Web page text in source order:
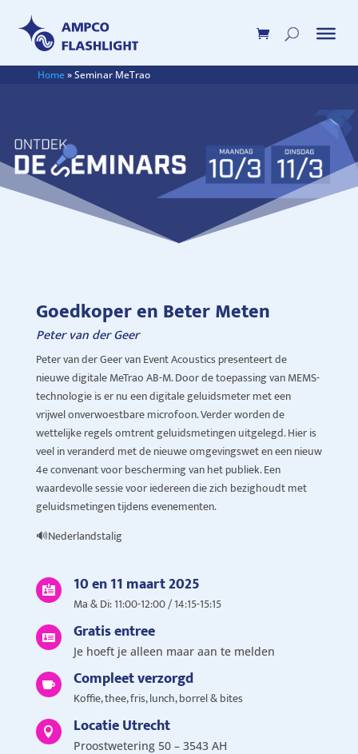
Home»Seminar MeTrao
Goedkoper en Beter Meten
Peter van der Geer
Peter van der Geer van Event Acoustics presenteert de
nieuwe digitale MeTrao AB-M. Door de toepassing van MEMS-
technologie is er nu een digitale geluidsmeter met een
vrijwel onverwoestbare microfoon. Verder worden de
wettelijke regels omtrent geluidsmetingen uitgelegd. Hier is
veel in veranderd met de nieuwe omgevingswet en een nieuw
4e convenant voor bescherming van het publiek. Een
waardevolle sessie voor iedereen die zich bezighoudt met
geluidsmetingen tijdens evenementen.
🔊Nederlandstalig
 10 en 11 maart 2025
Ma & Di: 11:00-12:00 / 14:15-15:15
 Gratis entree
Je hoeft je alleen maar aan te melden
 Compleet verzorgd
Koffie, thee, fris, lunch, borrel & bites
 Locatie Utrecht
Proostwetering 50 – 3543 AH